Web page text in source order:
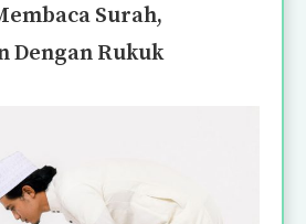
Surah,
Dengan Rukuk